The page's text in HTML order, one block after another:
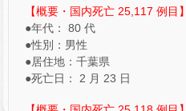
【概要・国内死亡 25,117 例目】
●年代： 80 代
●性別：男性
●居住地：千葉県
●死亡日： 2 月 23 日